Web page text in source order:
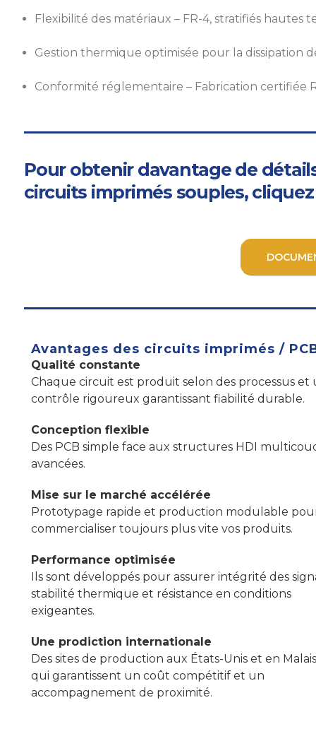
Flexibilité des matériaux – FR-4, stratifiés hautes
Gestion thermique optimisée pour la dissipation
Conformité réglementaire – Fabrication certifiée
Pour obtenir davantage de
circuits imprimés souples,
Avantages des circuits imprimés /
Qualité constante
Chaque circuit est produit selon des processus et
contrôle rigoureux garantissant fiabilité durable.
Conception flexible
Des PCB simple face aux structures HDI
avancées.
Mise sur le marché accélérée
Prototypage rapide et production modulable
commercialiser toujours plus vite vos produits.
Performance optimisée
Ils sont développés pour assurer intégrité des
stabilité thermique et résistance en conditions
exigeantes.
Une prodiction internationale
Des sites de production aux États-Unis et en
qui garantissent un coût compétitif et un
accompagnement de proximité.